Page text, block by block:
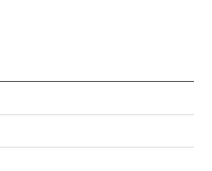
Twitter
en Facebook